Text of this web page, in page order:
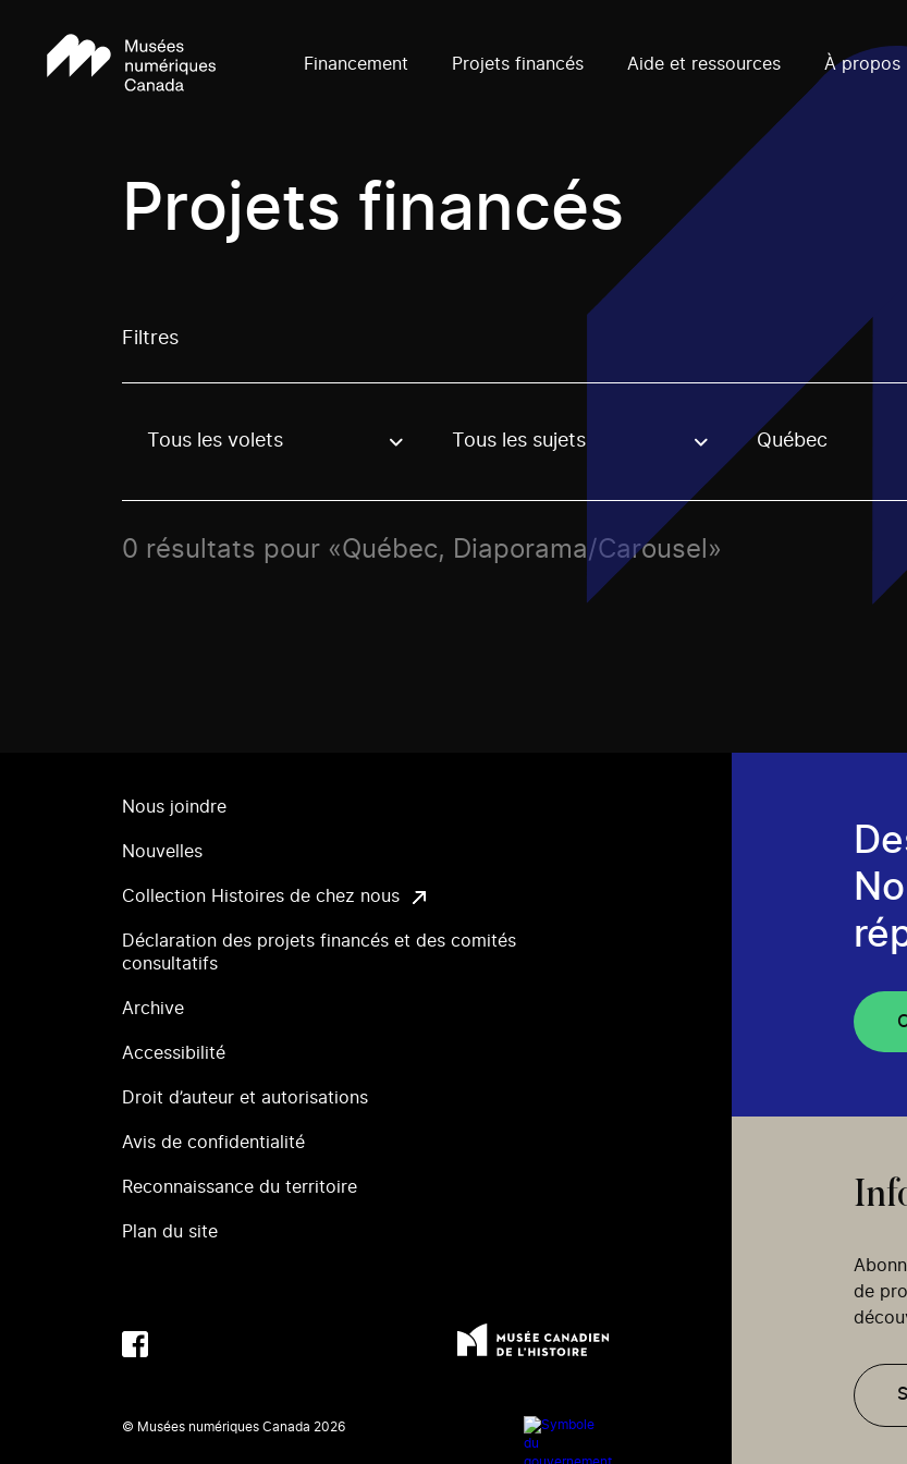
Financement Projets financés Aide et ressources À propos
Projets financés
Filtres
Use these options to filter projects by topic, stream or regon. The filter will be applied when
Tous les volets Tous les sujets Québec
0 résultats pour «Québec, Diaporama/Carousel»
Nous joindre
Nouvelles
Collection Histoires de chez nous
Déclaration des projets financés et des comités
consultatifs
Archive
Accessibilité
Droit d’auteur et autorisations
Avis de confidentialité
Reconnaissance du territoire
Plan du site
© Musées numériques Canada 2026
de